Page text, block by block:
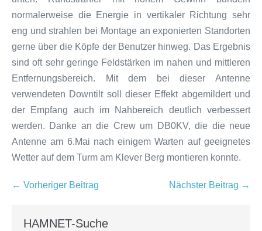
normalerweise die Energie in vertikaler Richtung sehr
eng und strahlen bei Montage an exponierten Standorten
gerne über die Köpfe der Benutzer hinweg. Das Ergebnis
sind oft sehr geringe Feldstärken im nahen und mittleren
Entfernungsbereich. Mit dem bei dieser Antenne
verwendeten Downtilt soll dieser Effekt abgemildert und
der Empfang auch im Nahbereich deutlich verbessert
werden. Danke an die Crew um DB0KV, die die neue
Antenne am 6.Mai nach einigem Warten auf geeignetes
Wetter auf dem Turm am Klever Berg montieren konnte.
Beitragsnavigation
← Vorheriger Beitrag Nächster Beitrag →
HAMNET-Suche